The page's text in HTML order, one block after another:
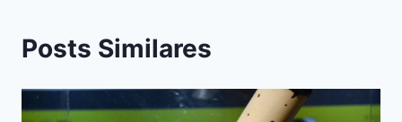
Posts Similares